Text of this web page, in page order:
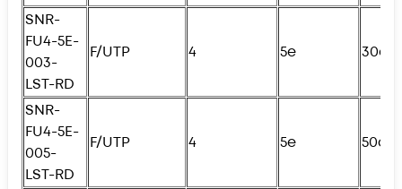
SNR-
FU4-5E-
003-
LST-RD
F/UTP 4 5e 30см
SNR-
FU4-5E-
005-
LST-RD
F/UTP 4 5e 50см